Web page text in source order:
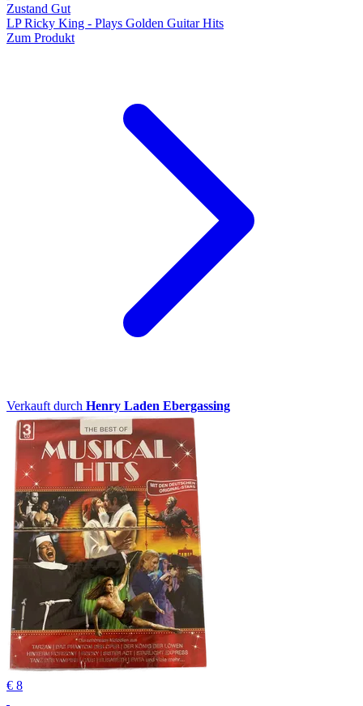
Zustand Gut
LP Ricky King - Plays Golden Guitar Hits
Zum Produkt
Verkauft durch Henry Laden Ebergassing
€ 8